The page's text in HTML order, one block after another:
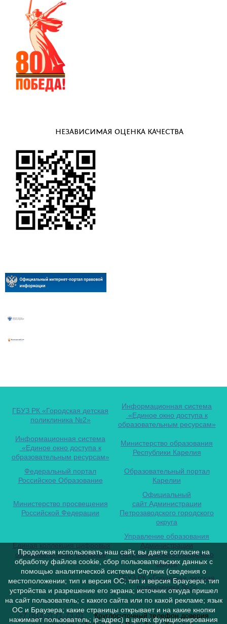
НЕЗАВИСИМАЯ ОЦЕНКА КАЧЕСТВА
ГБУЗ РК «Городская детская
поликлиника №2»
Информационная система
«Единое окно доступа к
образовательным ресурсам»
Информационная система
«Единое окно доступа к
образовательным ресурсам»
Министерство образования
Республики Карелия
Федеральный портал
Российское Образование
Образовательный портал
Карелии
Министерство просвещения
Российской Федерации
Официальный
сайт Администрации
Петрозаводского городского
округа
Единая коллекция цифровых
образовательных ресурсов
Управление образования
Администрации
Петрозаводского городского
округа
ГБУЗ РК «Городская детская
поликлиника №2»
+7 (814-2) 71-73-01
Круглосуточный телефон доверия
Продолжая использовать наш сайт, вы даете согласие на
обработку файлов cookie, сбор пользовательских данных с
помощью аналитической системы Спутник (сведения о
местоположении; тип и версия ОС; тип и версия Браузера; тип
устройства и разрешение его экрана; источник откуда пришел
на сайт пользователь; с какого сайта или по какой рекламе; язык
ОС и Браузера; какие страницы открывает и на какие кнопки
нажимает пользователь; ip-адрес) в целях функционирования